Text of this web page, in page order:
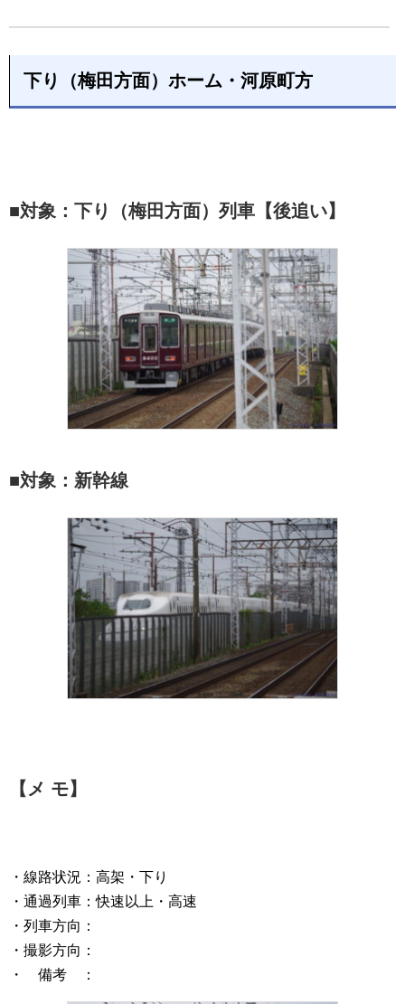
下り（梅田方面）ホーム・河原町方
■対象：下り（梅田方面）列車【後追い】
■対象：新幹線
【メ モ】
・線路状況：高架・下り
・通過列車：快速以上・高速
・列車方向：
・撮影方向：
・ 備考 ：